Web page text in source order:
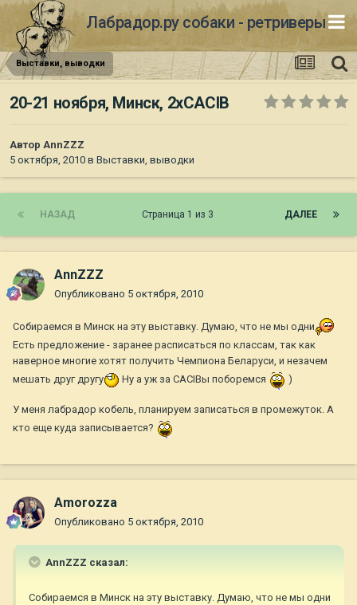
Лабрадор.ру собаки - ретриверы
Выставки, выводки
20-21 ноября, Минск, 2xCACIB
Автор AnnZZZ
5 октября, 2010 в Выставки, выводки
НАЗАД ДАЛЕЕ
Страница 1 из 3
AnnZZZ
Опубликовано 5 октября, 2010
Собираемся в Минск на эту выставку. Думаю, что не мы одни
Есть предложение - заранее расписаться по классам, так как
наверное многие хотят получить Чемпиона Беларуси, и незачем
мешать друг другу
Ну а уж за CACIBы поборемся )
У меня лабрадор кобель, планируем записаться в промежуток. А
кто еще куда записывается?
Amorozza
Опубликовано 5 октября, 2010
AnnZZZ сказал:
Собираемся в Минск на эту выставку. Думаю, что не мы одни